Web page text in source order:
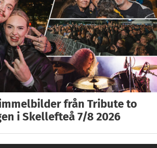
från Tribute to
i Skellefteå 7/8 2026